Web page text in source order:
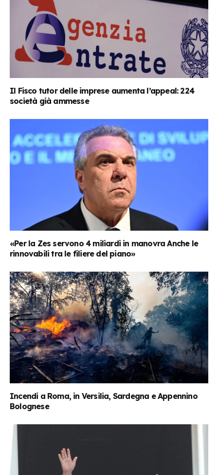
Il Fisco tutor delle imprese aumenta l’appeal: 224
società già ammesse
«Per la Zes servono 4 miliardi in manovra Anche le
rinnovabili tra le filiere del piano»
Incendi a Roma, in Versilia, Sardegna e Appennino
Bolognese